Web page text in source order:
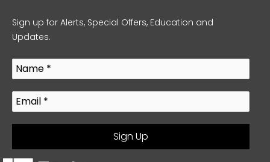
Sign up for Alerts, Special Offers, Education and
Updates.